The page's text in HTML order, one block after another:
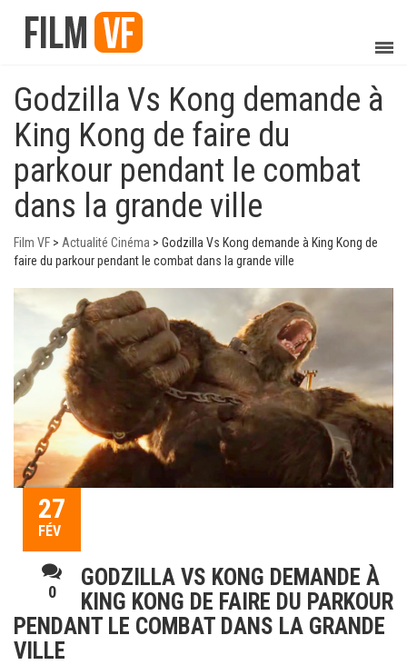
Godzilla Vs Kong demande à
King Kong de faire du
parkour pendant le combat
dans la grande ville
Film VF > Actualité Cinéma > Godzilla Vs Kong demande à King Kong de
faire du parkour pendant le combat dans la grande ville
27
FÉV
0
GODZILLA VS KONG DEMANDE À
KING KONG DE FAIRE DU PARKOUR
PENDANT LE COMBAT DANS LA GRANDE
VILLE